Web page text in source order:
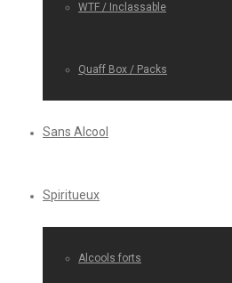
WTF / Inclassable
Quaff Box / Packs
Sans Alcool
Spiritueux
Alcools forts